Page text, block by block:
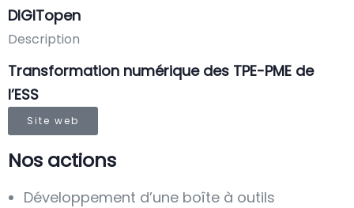
DIGITopen
Description
Transformation numérique des TPE-PME de
l’ESS
Site web
Nos actions
Développement d’une boîte à outils